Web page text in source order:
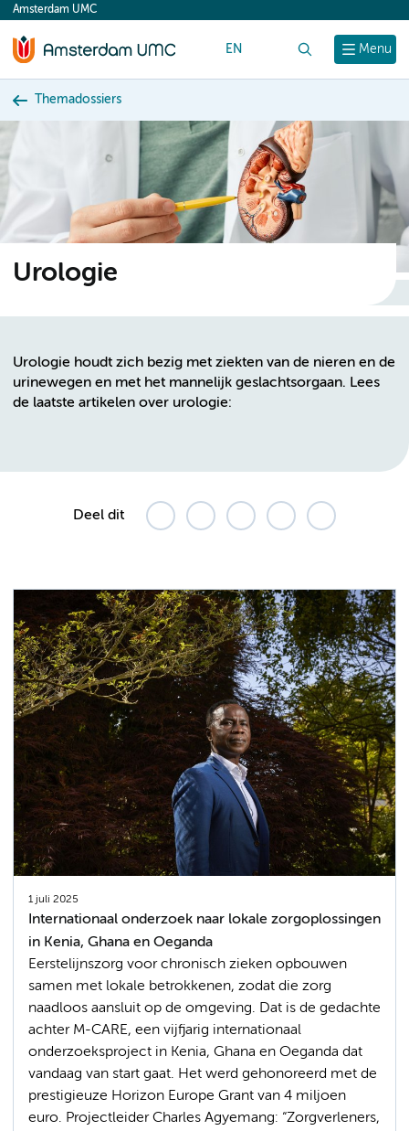
content
Menu
Amsterdam UMC
EN
Themadossiers
Urologie
Urologie houdt zich bezig met ziekten van de nieren en de
urinewegen en met het mannelijk geslachtsorgaan. Lees
de laatste artikelen over urologie:
Deel dit
1 juli 2025
Internationaal onderzoek naar lokale zorgoplossingen
in Kenia, Ghana en Oeganda
Eerstelijnszorg voor chronisch zieken opbouwen
samen met lokale betrokkenen, zodat die zorg
naadloos aansluit op de omgeving. Dat is de gedachte
achter M-CARE, een vijfjarig internationaal
onderzoeksproject in Kenia, Ghana en Oeganda dat
vandaag van start gaat. Het werd gehonoreerd met de
prestigieuze Horizon Europe Grant van 4 miljoen
euro. Projectleider Charles Agyemang: “Zorgverleners,